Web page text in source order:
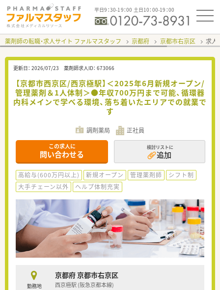
平日9：30-19：00 土日10：00-19：00
薬剤師の転職・求人サイト ファルマスタッフ 京都府 京都市右京区 求人
更新日： 2026/07/23 薬剤師求人ID： 673066
【京都市西京区/西京極駅】＜2025年6月新規オープン/
管理薬剤＆1人体制＞●年収700万円まで可能、循環器
内科メインで学べる環境、落ち着いたエリアでの就業で
す
調剤薬局 正社員
この求人に
問い合わせる
検討リストに
追加
高給与(600万円以上) 新規オープン 管理薬剤師
シフト制
大手チェーン以外
ヘルプ体制充実
勤務地
京都府 京都市右京区
西京極駅 (阪急京都本線)